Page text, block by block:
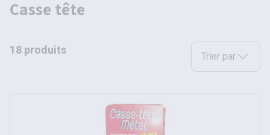
casse tête
18 produits
Trier par